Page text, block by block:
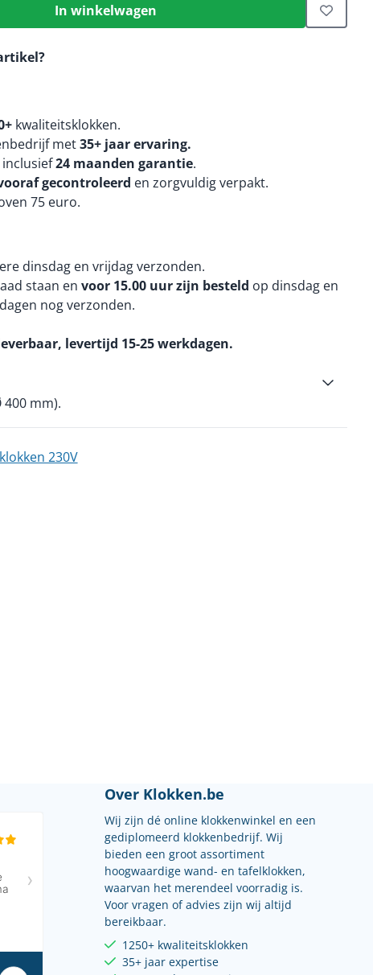
In winkelwagen
kwaliteitsklokken.
met35+ jaar ervaring.
inclusief24 maanden garantie.
gecontroleerd en zorgvuldig verpakt.
75 euro.
dinsdag en vrijdag verzonden.
staan en voor 15.00 uur zijn besteld op dinsdag en
nog verzonden.
levertijd 15-25 werkdagen.
mm).
230V
Over Klokken.be
Wij zijn dé online klokkenwinkel en een
gediplomeerd klokkenbedrijf. Wij
bieden een groot assortiment
hoogwaardige wand- en tafelklokken,
waarvan het merendeel voorradig is.
Voor vragen of advies zijn wij altijd
bereikbaar.
1250+ kwaliteitsklokken
35+ jaar expertise